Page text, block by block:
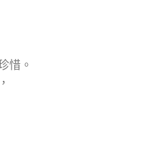
惜。